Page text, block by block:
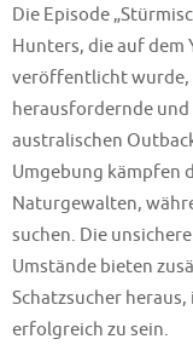
Die Episode
Hunters, die auf dem
veröffentlicht wurde,
herausfordernde
australischen
Umgebung kämpfen
Naturgewalten,
suchen. Die
Umstände bieten
Schatzsucher
erfolgreich zu sein.